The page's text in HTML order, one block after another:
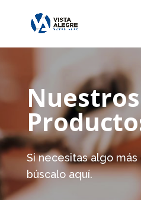
Nuestros
Si necesitas algo más
búscalo aquí.